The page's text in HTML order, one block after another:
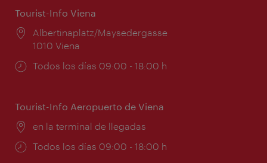
Tourist-Info Viena
Lugar:
Albertinaplatz/Maysedergasse
1010 Viena
Horarios
Todos los días 09:00 - 18:00 h
Tourist-Info Aeropuerto de Viena
Lugar:
en la terminal de llegadas
Horarios
Todos los días 09:00 - 18:00 h